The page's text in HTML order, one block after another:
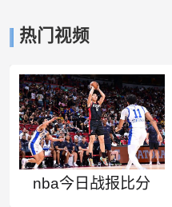
热门视频
nba今日战报比分